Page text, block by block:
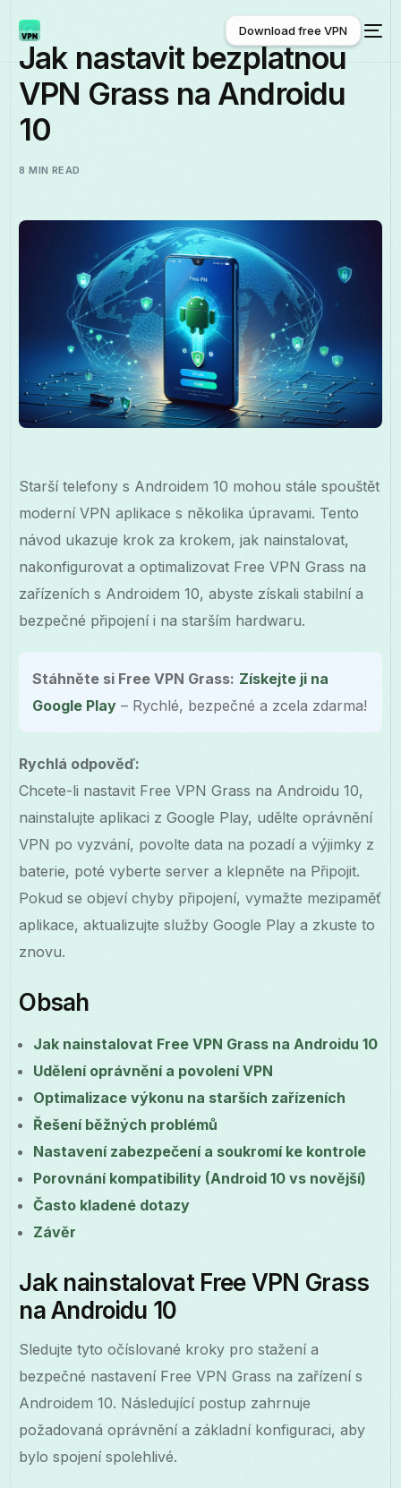
Čeština
Download free VPN
Download free VPN
Jak nastavit bezplatnou
VPN Grass na Androidu
10
8 MIN READ
Starší telefony s Androidem 10 mohou stále spouštět
moderní VPN aplikace s několika úpravami. Tento
návod ukazuje krok za krokem, jak nainstalovat,
nakonfigurovat a optimalizovat Free VPN Grass na
zařízeních s Androidem 10, abyste získali stabilní a
bezpečné připojení i na starším hardwaru.
Stáhněte si Free VPN Grass: Získejte ji na
Google Play – Rychlé, bezpečné a zcela zdarma!
Rychlá odpověď:
Chcete-li nastavit Free VPN Grass na Androidu 10,
nainstalujte aplikaci z Google Play, udělte oprávnění
VPN po vyzvání, povolte data na pozadí a výjimky z
baterie, poté vyberte server a klepněte na Připojit.
Pokud se objeví chyby připojení, vymažte mezipaměť
aplikace, aktualizujte služby Google Play a zkuste to
znovu.
Obsah
Jak nainstalovat Free VPN Grass na Androidu 10
Udělení oprávnění a povolení VPN
Optimalizace výkonu na starších zařízeních
Řešení běžných problémů
Nastavení zabezpečení a soukromí ke kontrole
Porovnání kompatibility (Android 10 vs novější)
Často kladené dotazy
Závěr
Jak nainstalovat Free VPN Grass
na Androidu 10
Sledujte tyto očíslované kroky pro stažení a
bezpečné nastavení Free VPN Grass na zařízení s
Androidem 10. Následující postup zahrnuje
požadovaná oprávnění a základní konfiguraci, aby
bylo spojení spolehlivé.